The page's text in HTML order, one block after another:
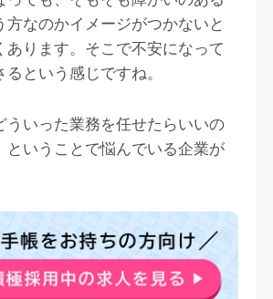
方なのかイメージがつかないと
あります。そこで不安になって
という感じですね。
ういった業務を任せたらいいの
ということで悩んでいる企業が